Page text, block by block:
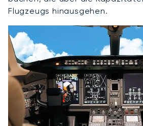
Flugzeugs hinausgehen.